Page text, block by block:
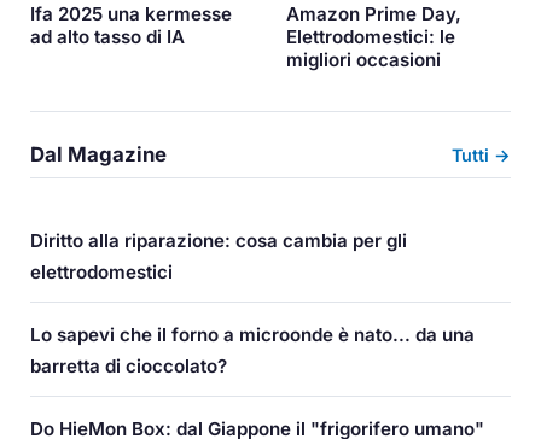
Ifa 2025 una kermesse
ad alto tasso di IA
Amazon Prime Day,
Elettrodomestici: le
migliori occasioni
Dal Magazine Tutti →
Diritto alla riparazione: cosa cambia per gli
elettrodomestici
Lo sapevi che il forno a microonde è nato... da una
barretta di cioccolato?
Do HieMon Box: dal Giappone il "frigorifero umano"